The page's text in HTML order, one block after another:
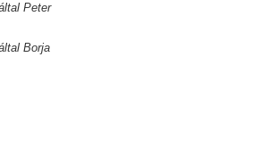
Peter
Borja